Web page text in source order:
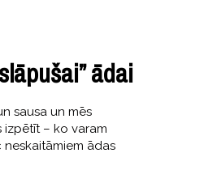
ādai
sausa un mēs
izpētīt – ko varam
ādas